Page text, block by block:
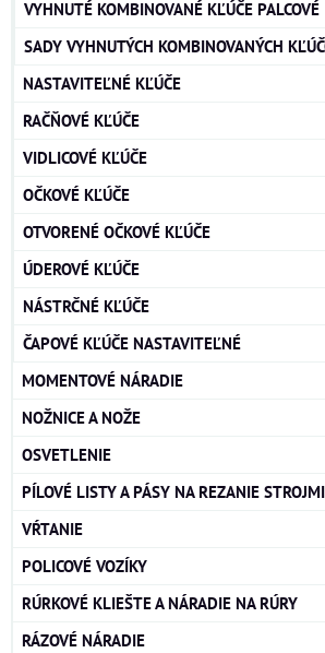
VYHNUTÉ KOMBINOVANÉ KĽÚČE PALCOVÉ
SADY VYHNUTÝCH KOMBINOVANÝCH
NASTAVITEĽNÉ KĽÚČE
RAČŇOVÉ KĽÚČE
VIDLICOVÉ KĽÚČE
OČKOVÉ KĽÚČE
OTVORENÉ OČKOVÉ KĽÚČE
ÚDEROVÉ KĽÚČE
NÁSTRČNÉ KĽÚČE
ČAPOVÉ KĽÚČE NASTAVITEĽNÉ
MOMENTOVÉ NÁRADIE
NOŽNICE A NOŽE
OSVETLENIE
PÍLOVÉ LISTY A PÁSY NA REZANIE STROJMI
VŔTANIE
POLICOVÉ VOZÍKY
RÚRKOVÉ KLIEŠTE A NÁRADIE NA RÚRY
RÁZOVÉ NÁRADIE